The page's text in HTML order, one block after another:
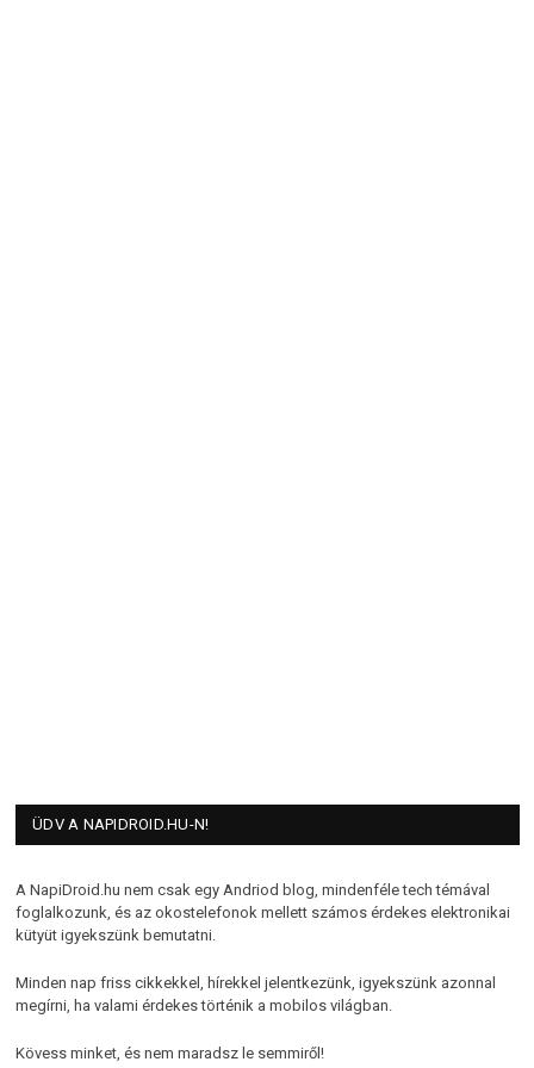
ÜDV A NAPIDROID.HU-N!
A NapiDroid.hu nem csak egy Andriod blog, mindenféle tech témával
foglalkozunk, és az okostelefonok mellett számos érdekes elektronikai
kütyüt igyekszünk bemutatni.
Minden nap friss cikkekkel, hírekkel jelentkezünk, igyekszünk azonnal
megírni, ha valami érdekes történik a mobilos világban.
Kövess minket, és nem maradsz le semmiről!